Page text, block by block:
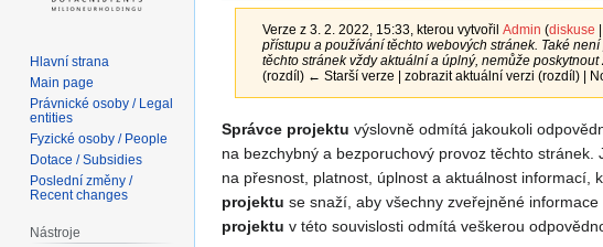
Verze z 3. 2. 2022, 15:33, kterou vytvořil Admin (diskuse
přístupu a používání těchto webových stránek. Také
těchto stránek vždy aktuální a úplný, nemůže
(rozdíl) ← Starší verze | zobrazit aktuální verzi (rozdíl) |
Skočit
na
navigaci
Skočit
na
vyhledávání
Správce projektu výslovně odmítá jakoukoli
na bezchybný a bezporuchový provoz těchto stránek.
na přesnost, platnost, úplnost a aktuálnost informací,
projektu se snaží, aby všechny zveřejněné
projektu v této souvislosti odmítá veškerou
Hlavní strana
Main page
Právnické osoby / Legal
entities
Fyzické osoby / People
Dotace / Subsidies
Poslední změny /
Recent changes
Nástroje